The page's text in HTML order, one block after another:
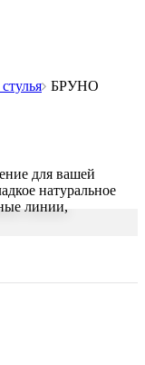
БРУНО
для вашей
натуральное
линии,